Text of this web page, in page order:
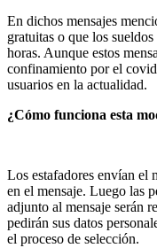
En dichos mensajes
gratuitas o que los
horas. Aunque estos
confinamiento por el
usuarios en la actualidad.
¿Cómo funciona esta
Los estafadores envían el
en el mensaje. Luego las
adjunto al mensaje serán
pedirán sus datos
el proceso de selección.